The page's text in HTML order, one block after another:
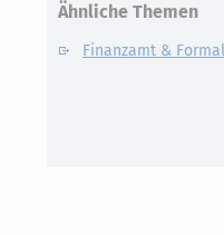
Ähnliche Themen
Finanzamt &